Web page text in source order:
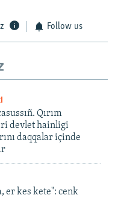
Follow us
Qırım
devlet hainligi
daqqalar içinde
er kes kete": cenk